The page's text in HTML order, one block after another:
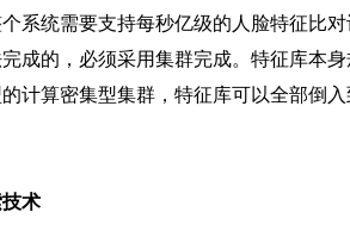
系统需要支持每秒亿级的人脸特征比
成的，必须采用集群完成。特征库本
计算密集型集群，特征库可以全部倒
术